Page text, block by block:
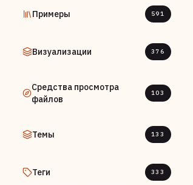
Примеры 591
Визуализации 376
Средства просмотра
файлов
103
Темы 133
Теги 333